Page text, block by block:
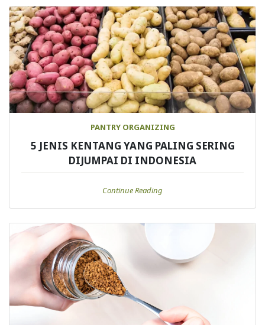
PANTRY ORGANIZING
5 JENIS KENTANG YANG PALING SERING
DIJUMPAI DI INDONESIA
Continue Reading